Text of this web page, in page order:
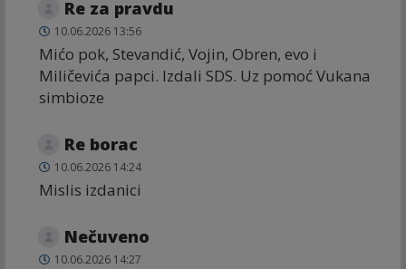
Re za pravdu
10.06.2026 13:56
Mićo pok, Stevandić, Vojin, Obren, evo i
Miličevića papci. Izdali SDS. Uz pomoć Vukana
simbioze
Re borac
10.06.2026 14:24
Mislis izdanici
Nečuveno
10.06.2026 14:27